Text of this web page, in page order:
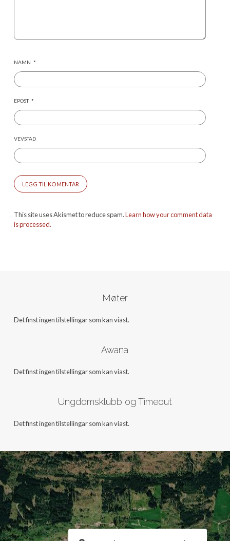
NAMN *
EPOST *
VEVSTAD
This site uses Akismet to reduce spam.Learn how your comment data
is processed.
Møter
Det finst ingen tilstellingar som kan viast.
Awana
Det finst ingen tilstellingar som kan viast.
Ungdomsklubb og Timeout
Det finst ingen tilstellingar som kan viast.